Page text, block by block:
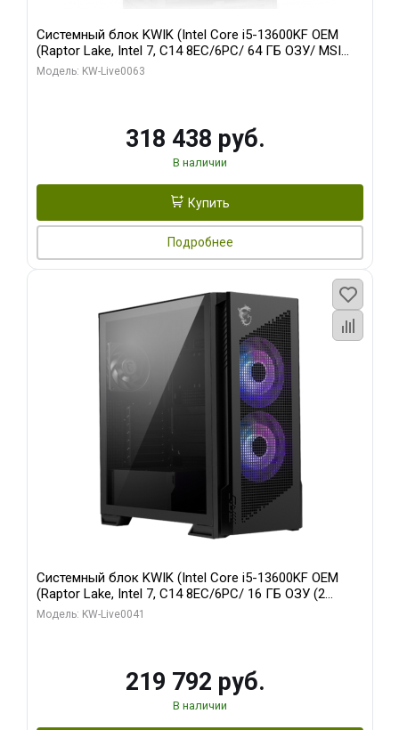
Системный блок KWIK (Intel Core i5-13600KF OEM
(Raptor Lake, Intel 7, C14 8EC/6PC/ 64 ГБ ОЗУ/ MSI
RTX5080 VENTUS 3X OC 16GB GDDR7 256bit 3xDP
Модель: KW-Live0063
318 438 руб.
В наличии
Купить
Подробнее
Системный блок KWIK (Intel Core i5-13600KF OEM
(Raptor Lake, Intel 7, C14 8EC/6PC/ 16 ГБ ОЗУ (2
модуля)/ Palit RTX5080 GAMINGPRO OC 16GB GDDR7
Модель: KW-Live0041
219 792 руб.
В наличии